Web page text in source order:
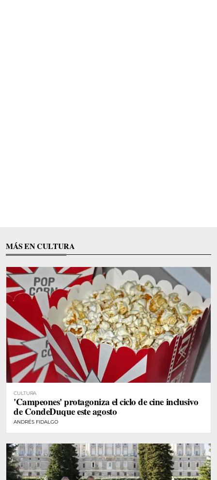
MÁS EN CULTURA
CULTURA
'Campeones' protagoniza el ciclo de cine inclusivo
de CondeDuque este agosto
ANDRÉS FIDALGO